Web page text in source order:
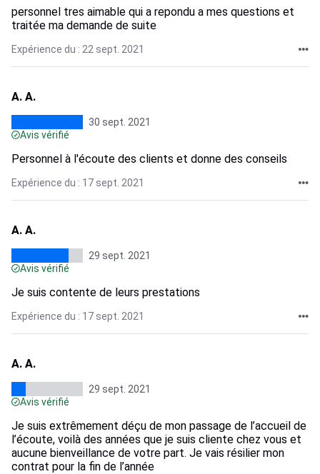
personnel tres aimable qui a repondu a mes questions et
traitée ma demande de suite
Expérience du : 22 sept. 2021
A. A.
30 sept. 2021
Avis vérifié
Personnel à l'écoute des clients et donne des conseils
Expérience du : 17 sept. 2021
A. A.
29 sept. 2021
Avis vérifié
Je suis contente de leurs prestations
Expérience du : 17 sept. 2021
A. A.
29 sept. 2021
Avis vérifié
Je suis extrêmement déçu de mon passage de l’accueil de
l’écoute, voilà des années que je suis cliente chez vous et
aucune bienveillance de votre part. Je vais résilier mon
contrat pour la fin de l’année